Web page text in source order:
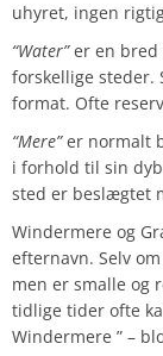
uhyret, ingen
“Water”er en bred
forskellige steder.
format. Ofte
“Mere”er normalt
i forhold til sin
sted er beslægtet
Windermere og
efternavn. Selv
men er smalle og
tidlige tider ofte
Windermere ” –